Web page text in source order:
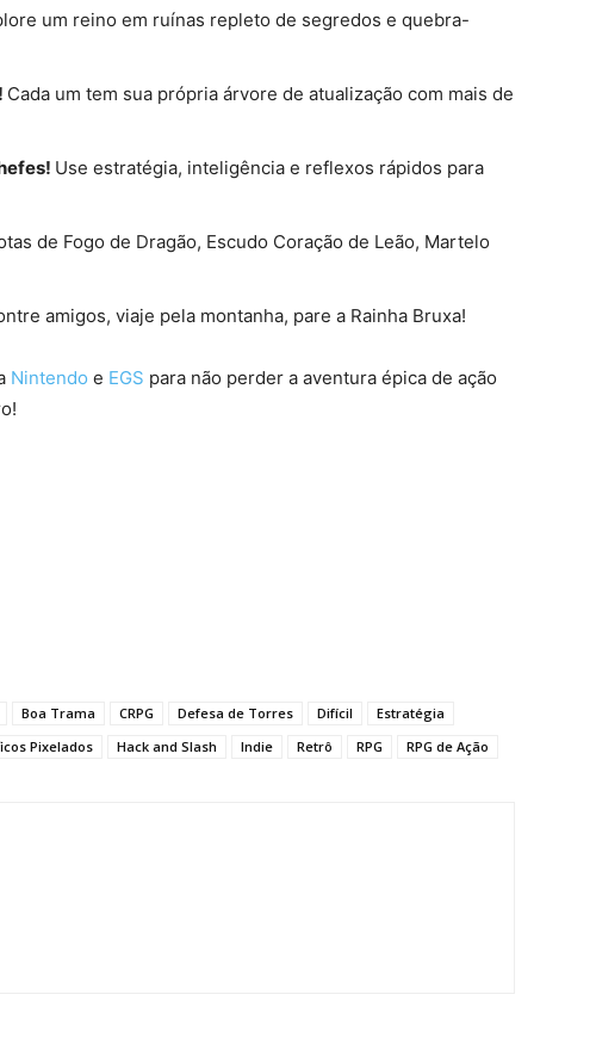
um reino em ruínas repleto de segredos e quebra-
Cada um tem sua própria árvore de atualização com mais de
Use estratégia, inteligência e reflexos rápidos para
de Fogo de Dragão, Escudo Coração de Leão, Martelo
amigos, viaje pela montanha, pare a Rainha Bruxa!
Nintendo e EGS para não perder a aventura épica de ação
Boa Trama CRPG Defesa de Torres Difícil
Estratégia
Pixelados Hack and Slash Indie Retrô RPG
RPG de Ação